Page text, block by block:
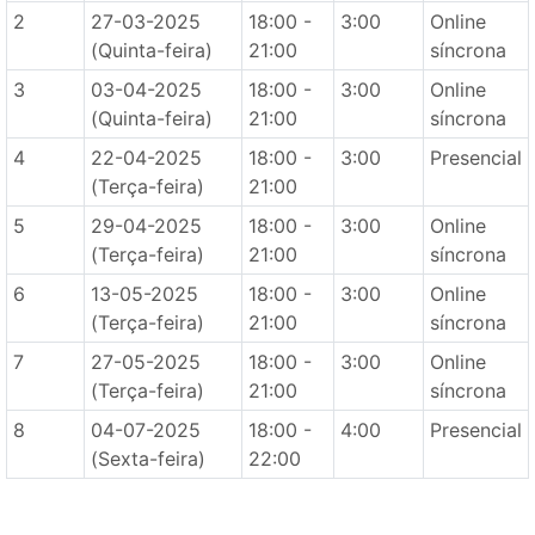
2
27-03-2025
(Quinta-feira)
18:00 -
21:00
3:00
Online
síncrona
3
03-04-2025
(Quinta-feira)
18:00 -
21:00
3:00
Online
síncrona
4
22-04-2025
(Terça-feira)
18:00 -
21:00
3:00 Presencial
5
29-04-2025
(Terça-feira)
18:00 -
21:00
3:00
Online
síncrona
6
13-05-2025
(Terça-feira)
18:00 -
21:00
3:00
Online
síncrona
7
27-05-2025
(Terça-feira)
18:00 -
21:00
3:00
Online
síncrona
8
04-07-2025
(Sexta-feira)
18:00 -
22:00
4:00 Presencial